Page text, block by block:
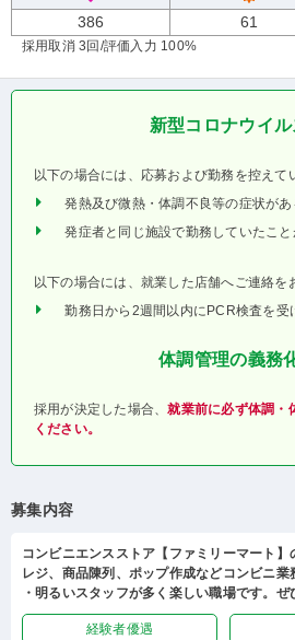
386 61
採用取消 3回 /評価入力 100%
新型コロナウイ
以下の場合には、応募および勤務を控えて
発熱及び微熱・体調不良等の症状があ
発症者と同じ施設で勤務していたこ
以下の場合には、就業した店舗へご連絡を
勤務日から2週間以内にPCR検査を受
体調管理の義務
採用が決定した場合、就業前に必ず体調・
ください。
募集内容
コンビニエンスストア【ファミリーマート】
レジ、商品陳列、ポップ作成などコンビニ業
・明るいスタッフが多く楽しい職場です。ぜ
経験者優遇